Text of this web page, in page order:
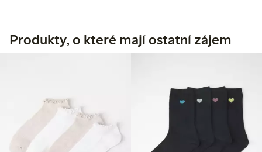
Produkty, o které mají ostatní zájem